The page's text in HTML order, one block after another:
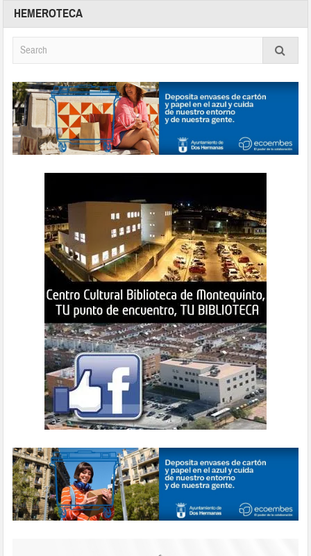
HEMEROTECA